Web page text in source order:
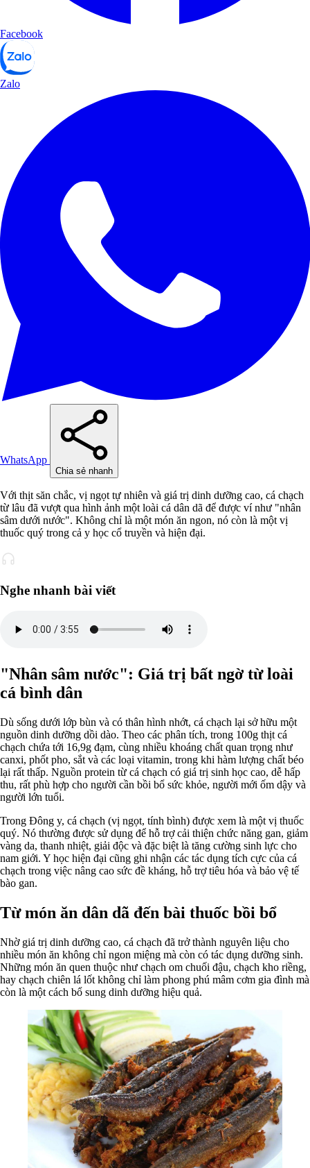
Facebook
Zalo
WhatsApp
Chia sẻ nhanh
Với thịt săn chắc, vị ngọt tự nhiên và giá trị dinh dưỡng cao, cá chạch
từ lâu đã vượt qua hình ảnh một loài cá dân dã để được ví như "nhân
sâm dưới nước". Không chỉ là một món ăn ngon, nó còn là một vị
thuốc quý trong cả y học cổ truyền và hiện đại.
Nghe nhanh bài viết
"Nhân sâm nước": Giá trị bất ngờ từ loài
cá bình dân
Dù sống dưới lớp bùn và có thân hình nhớt, cá chạch lại sở hữu một
nguồn dinh dưỡng dồi dào. Theo các phân tích, trong 100g thịt cá
chạch chứa tới 16,9g đạm, cùng nhiều khoáng chất quan trọng như
canxi, phốt pho, sắt và các loại vitamin, trong khi hàm lượng chất béo
lại rất thấp. Nguồn protein từ cá chạch có giá trị sinh học cao, dễ hấp
thu, rất phù hợp cho người cần bồi bổ sức khỏe, người mới ốm dậy và
người lớn tuổi.
Trong Đông y, cá chạch (vị ngọt, tính bình) được xem là một vị thuốc
quý. Nó thường được sử dụng để hỗ trợ cải thiện chức năng gan, giảm
vàng da, thanh nhiệt, giải độc và đặc biệt là tăng cường sinh lực cho
nam giới. Y học hiện đại cũng ghi nhận các tác dụng tích cực của cá
chạch trong việc nâng cao sức đề kháng, hỗ trợ tiêu hóa và bảo vệ tế
bào gan.
Từ món ăn dân dã đến bài thuốc bồi bổ
Nhờ giá trị dinh dưỡng cao, cá chạch đã trở thành nguyên liệu cho
nhiều món ăn không chỉ ngon miệng mà còn có tác dụng dưỡng sinh.
Những món ăn quen thuộc như chạch om chuối đậu, chạch kho riềng,
hay chạch chiên lá lốt không chỉ làm phong phú mâm cơm gia đình mà
còn là một cách bổ sung dinh dưỡng hiệu quả.